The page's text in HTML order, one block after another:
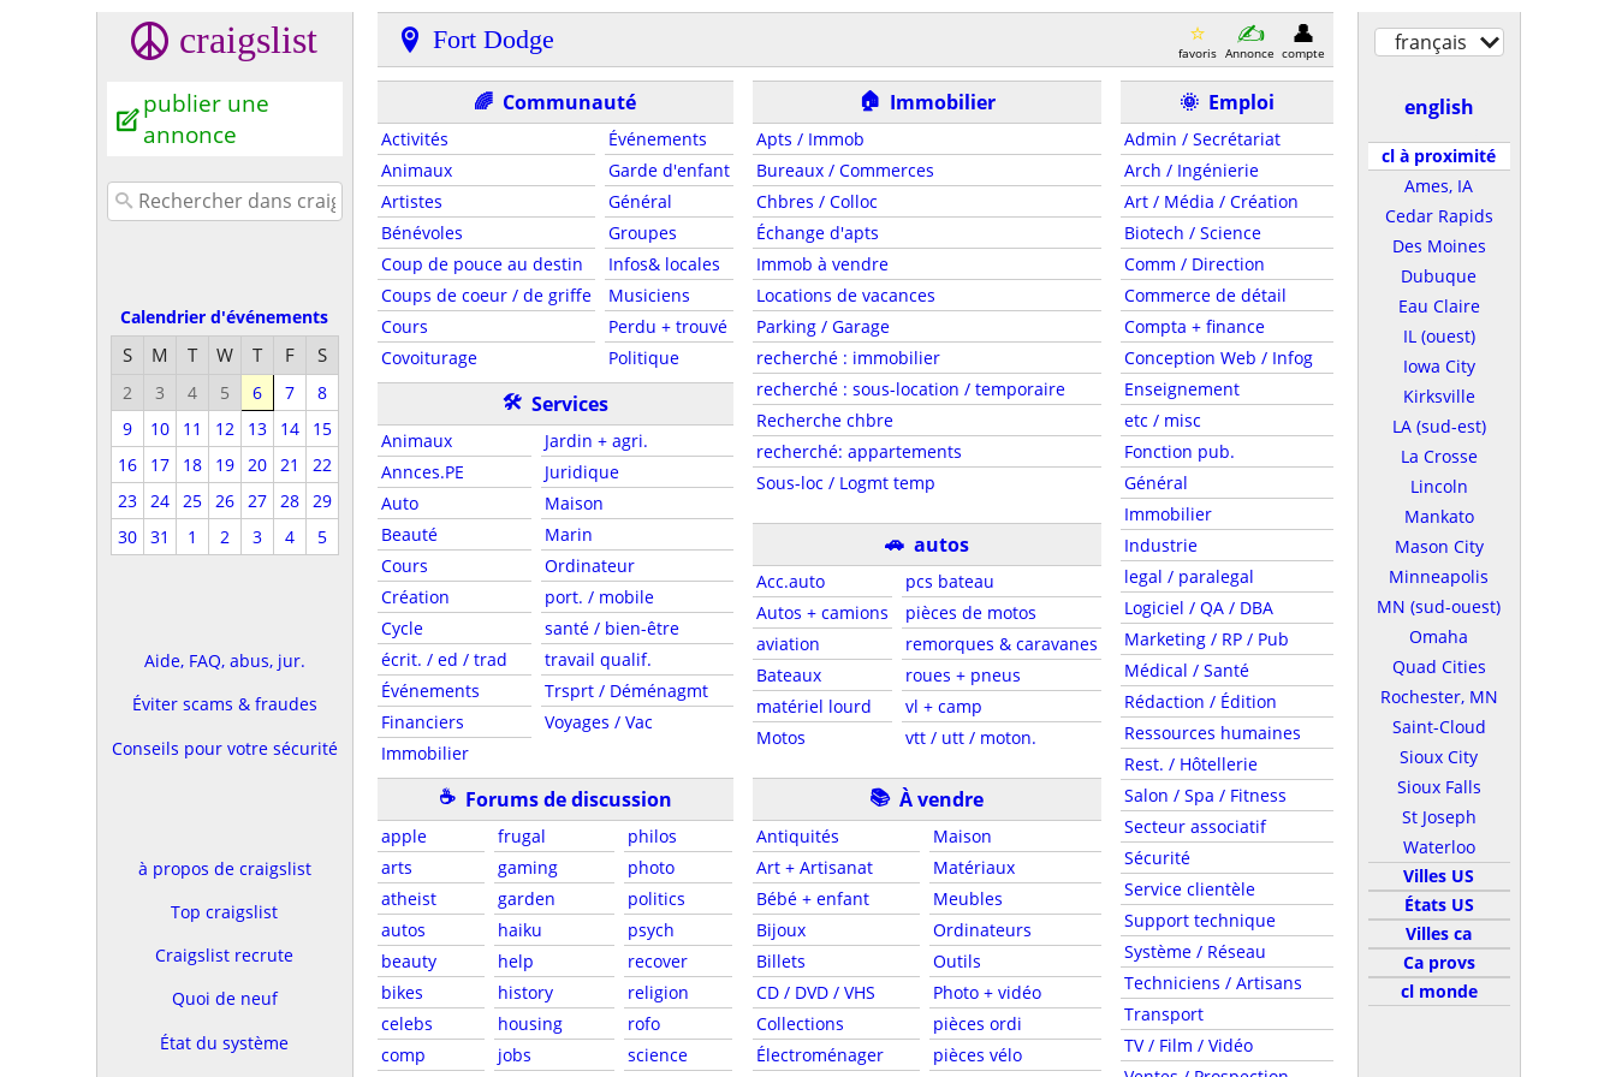
craigslist
publier une
annonce
Calendrier d'événements
S M T W T F S
2 3 4 5 6 7
8
9
10 11 12 13 14
15
16
17 18 19 20 21
22
23
24 25 26 27 28
29
30
31 1 2 3 4 5
Aide, FAQ, abus, jur.
Éviter scams & fraudes
Conseils pour votre sécurité
à propos de craigslist
Top craigslist
Craigslist recrute
Quoi de neuf
État du système
Fort Dodge favoris Annonce compte
🌈 Communauté
Activités
Animaux
Artistes
Bénévoles
Coup de pouce au destin
Coups de coeur / de griffe
Cours
Covoiturage
Événements
Garde d'enfant
Général
Groupes
Infos& locales
Musiciens
Perdu + trouvé
Politique
🛠 Services
Animaux
Annces.PE
Auto
Beauté
Cours
Création
Cycle
écrit. / ed / trad
Événements
Financiers
Immobilier
Jardin + agri.
Juridique
Maison
Marin
Ordinateur
port. / mobile
santé / bien-être
travail qualif.
Trsprt / Déménagmt
Voyages / Vac
☕ Forums de discussion
apple
arts
atheist
autos
beauty
bikes
celebs
comp
frugal
gaming
garden
haiku
help
history
housing
jobs
philos
photo
politics
psych
recover
religion
rofo
science
🏠 Immobilier
Apts / Immob
Bureaux / Commerces
Chbres / Colloc
Échange d'apts
Immob à vendre
Locations de vacances
Parking / Garage
recherché : immobilier
recherché : sous-location / temporaire
Recherche chbre
recherché: appartements
Sous-loc / Logmt temp
🚗 autos
Acc.auto
Autos + camions
aviation
Bateaux
matériel lourd
Motos
pcs bateau
pièces de motos
remorques & caravanes
roues + pneus
vl + camp
vtt / utt / moton.
📚 À vendre
Antiquités
Art + Artisanat
Bébé + enfant
Bijoux
Billets
CD / DVD / VHS
Collections
Électroménager
Maison
Matériaux
Meubles
Ordinateurs
Outils
Photo + vidéo
pièces ordi
pièces vélo
🌞 Emploi
Admin / Secrétariat
Arch / Ingénierie
Art / Média / Création
Biotech / Science
Comm / Direction
Commerce de détail
Compta + finance
Conception Web / Infog
Enseignement
etc / misc
Fonction pub.
Général
Immobilier
Industrie
legal / paralegal
Logiciel / QA / DBA
Marketing / RP / Pub
Médical / Santé
Rédaction / Édition
Ressources humaines
Rest. / Hôtellerie
Salon / Spa / Fitness
Secteur associatif
Sécurité
Service clientèle
Support technique
Système / Réseau
Techniciens / Artisans
Transport
TV / Film / Vidéo
français
english
cl à proximité
Ames, IA
Cedar Rapids
Des Moines
Dubuque
Eau Claire
IL (ouest)
Iowa City
Kirksville
LA (sud-est)
La Crosse
Lincoln
Mankato
Mason City
Minneapolis
MN (sud-ouest)
Omaha
Quad Cities
Rochester, MN
Saint-Cloud
Sioux City
Sioux Falls
St Joseph
Waterloo
Villes US
États US
Villes ca
Ca provs
cl monde